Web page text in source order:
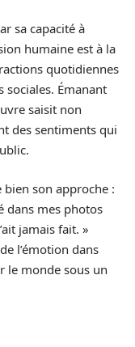
sa capacité à
humaine est à la
quotidiennes
Émanant
saisit non
des sentiments qui
bien son approche :
dans mes photos
jamais fait. »
l’émotion dans
le monde sous un